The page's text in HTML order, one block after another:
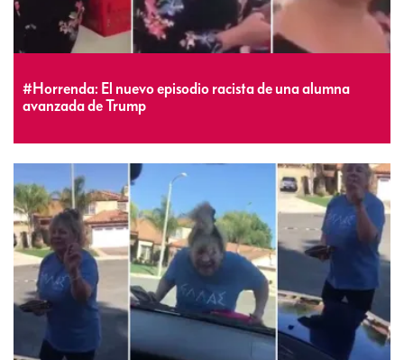
#Horrenda: El nuevo episodio racista de una alumna
avanzada de Trump